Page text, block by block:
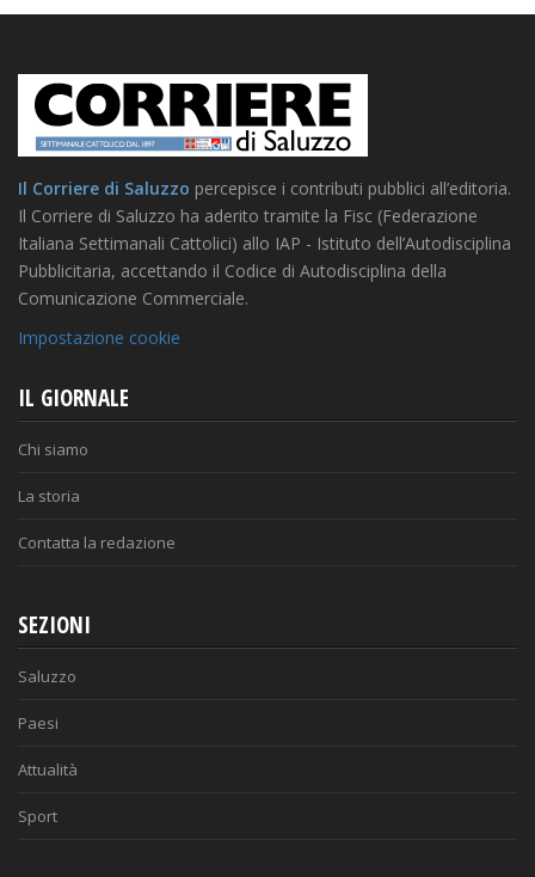
Il Corriere di Saluzzo percepisce i contributi pubblici all’editoria.
Il Corriere di Saluzzo ha aderito tramite la Fisc (Federazione
Italiana Settimanali Cattolici) allo IAP - Istituto dell’Autodisciplina
Pubblicitaria, accettando il Codice di Autodisciplina della
Comunicazione Commerciale.
Impostazione cookie
IL GIORNALE
Chi siamo
La storia
Contatta la redazione
SEZIONI
Saluzzo
Paesi
Attualità
Sport